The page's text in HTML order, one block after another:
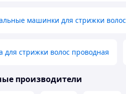
машинки для стрижки волос
стрижки волос проводная
производители